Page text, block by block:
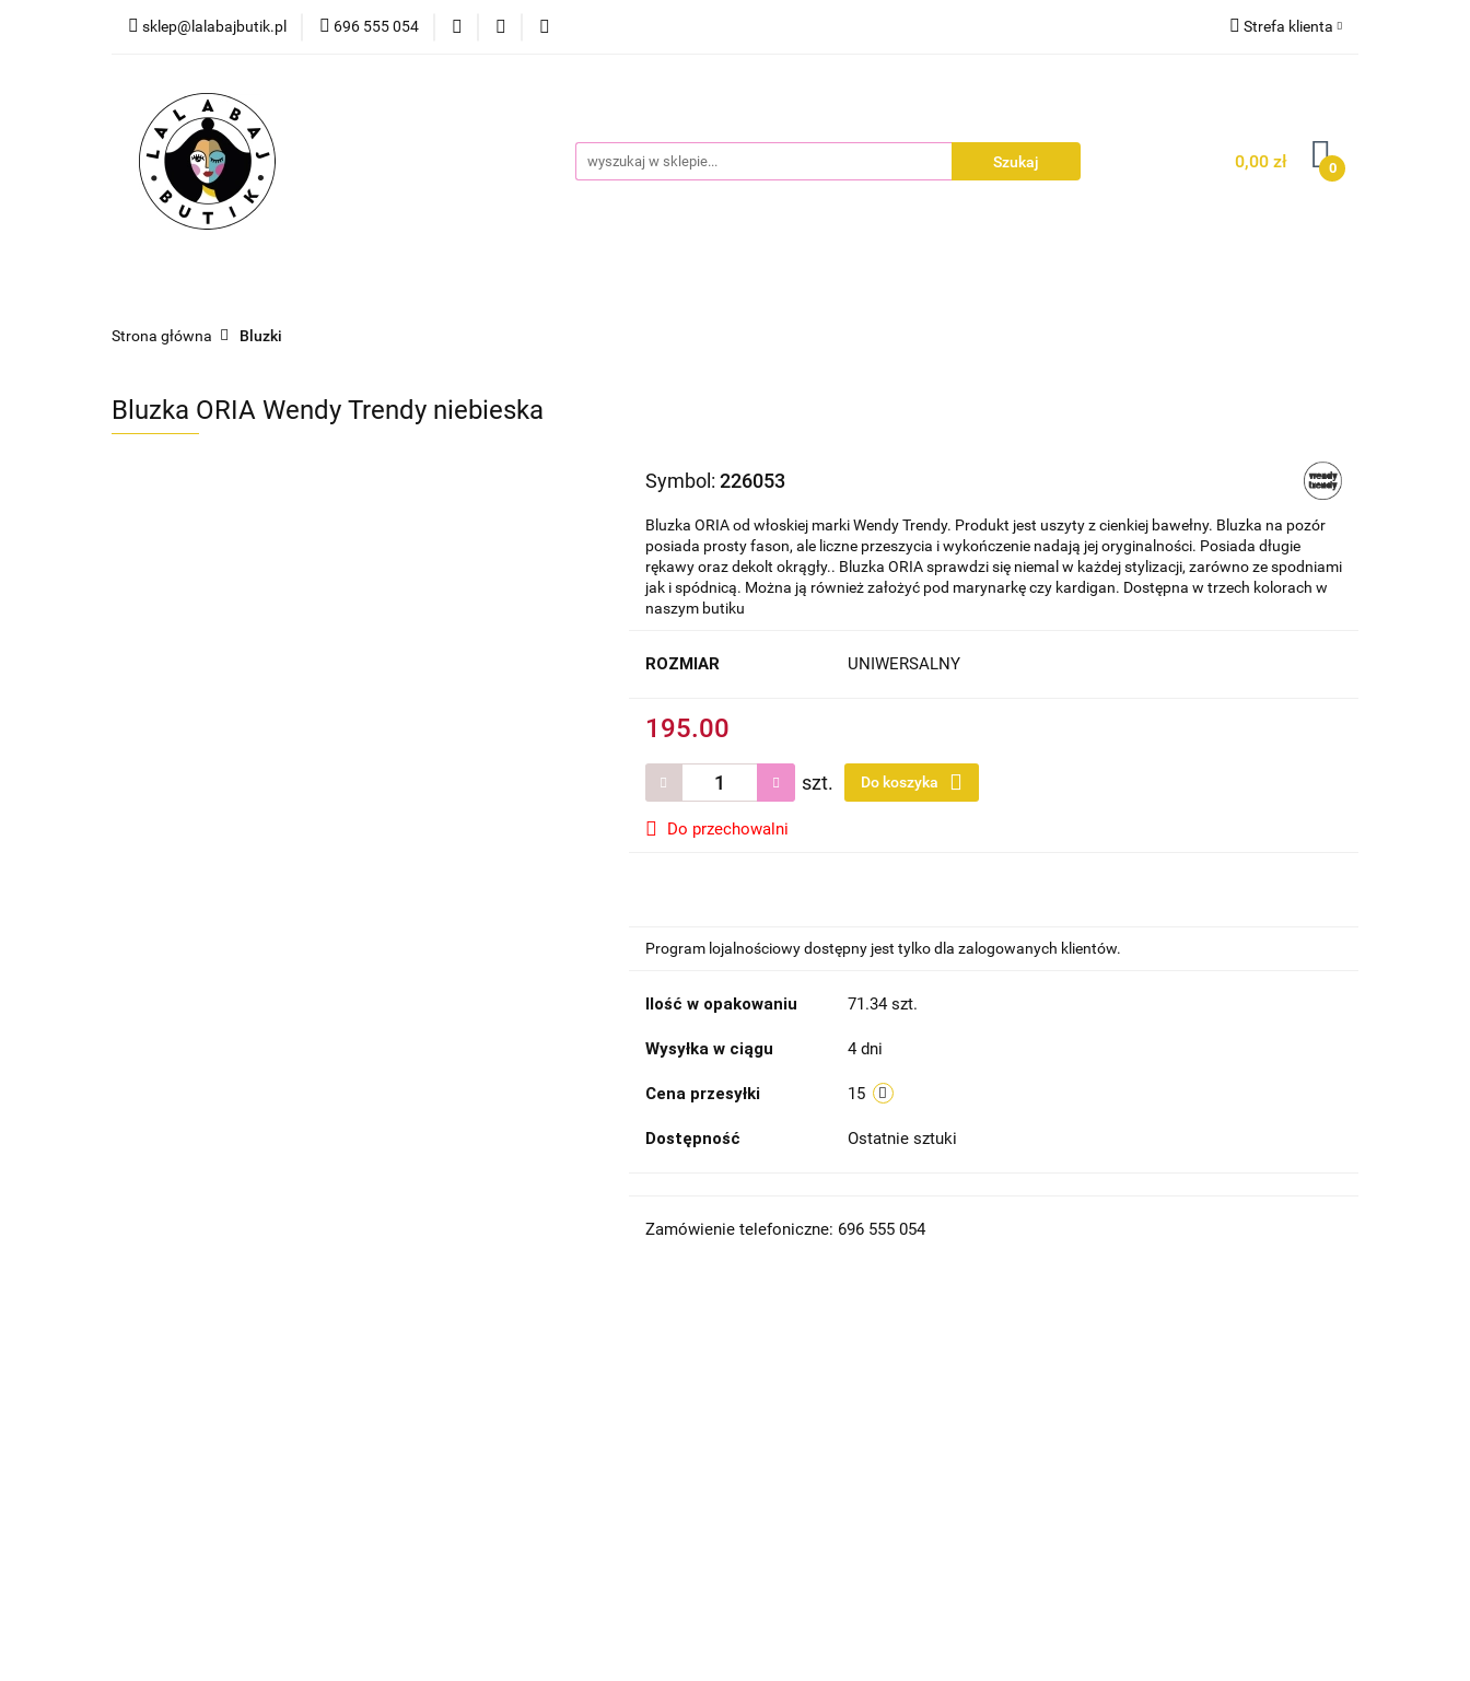
sklep@lalabajbutik.pl 696 555 054 Strefa klienta
Dodaj zgłoszenie
Zgody cookies
0,00 zł 0
Strona główna Bluzki
Bluzka ORIA Wendy Trendy niebieska
Symbol: 226053
Bluzka ORIA od włoskiej marki Wendy Trendy. Produkt jest uszyty z cienkiej bawełny. Bluzka na pozór
posiada prosty fason, ale liczne przeszycia i wykończenie nadają jej oryginalności. Posiada długie
rękawy oraz dekolt okrągły.. Bluzka ORIA sprawdzi się niemal w każdej stylizacji, zarówno ze spodniami
jak i spódnicą. Można ją również założyć pod marynarkę czy kardigan. Dostępna w trzech kolorach w
naszym butiku
ROZMIAR UNIWERSALNY
195.00
szt. Do koszyka
Do przechowalni
Program lojalnościowy dostępny jest tylko dla zalogowanych klientów.
Ilość w opakowaniu 71.34 szt.
Wysyłka w ciągu 4 dni
Cena przesyłki 15
Dostępność Ostatnie sztuki
Zamówienie telefoniczne: 696 555 054